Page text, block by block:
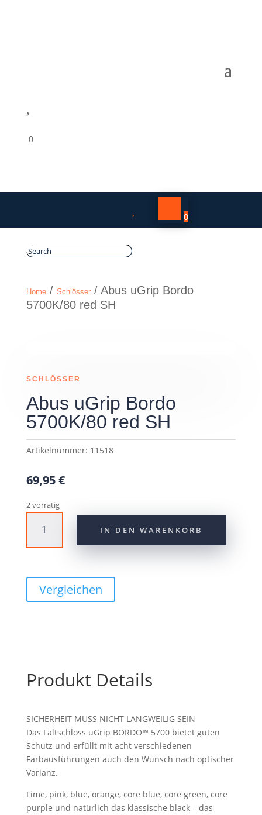
0
0
Home/ Schlösser/ Abus uGrip Bordo
5700K/80 red SH
SCHLÖSSER
Abus uGrip Bordo
5700K/80 red SH
Artikelnummer: 11518
69,95€
2 vorrätig
Bordo
Menge
IN DEN WARENKORB
Vergleichen
Produkt Details
SICHERHEIT MUSS NICHT LANGWEILIG SEIN
Das Faltschloss uGrip BORDO™ 5700 bietet guten
Schutz und erfüllt mit acht verschiedenen
Farbausführungen auch den Wunsch nach optischer
Varianz.
Lime, pink, blue, orange, core blue, core green, core
purple und natürlich das klassische black – das